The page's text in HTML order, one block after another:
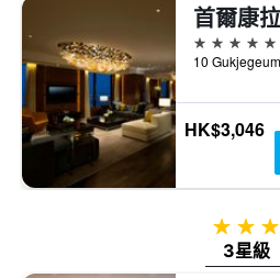
5星級
HK$3,046
3星級
3星級